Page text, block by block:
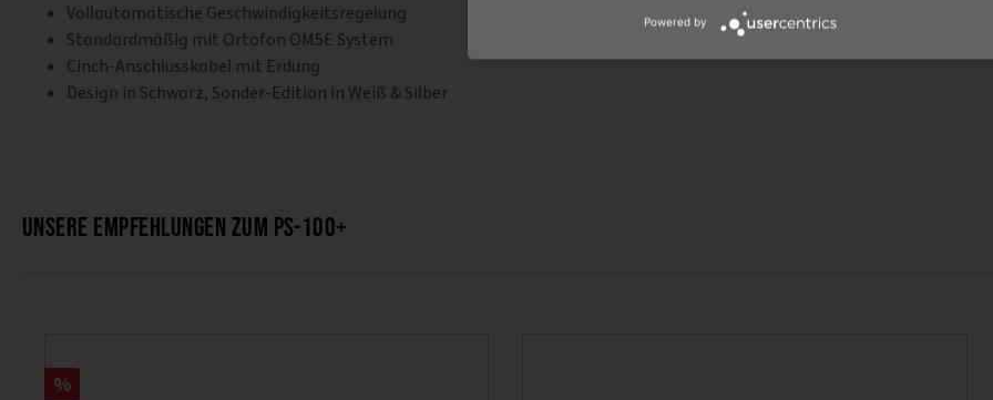
Vollautomatische Geschwindigkeitsregelung
Standardmäßig mit Ortofon OM5E System
Cinch-Anschlusskabel mit Erdung
Design in Schwarz, Sonder-Edition in Weiß & Silber
Unsere Empfehlungen zum PS-100+
%
Powered by